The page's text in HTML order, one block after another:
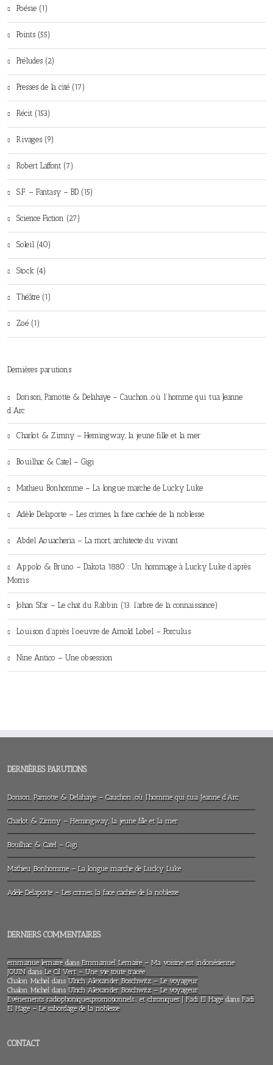
Poésie (1)
Points (55)
Préludes (2)
Presses de la cité (17)
Récit (153)
Rivages (9)
Robert Laffont (7)
S.F. – Fantasy – BD (15)
Science Fiction (27)
Soleil (40)
Stock (4)
Théâtre (1)
Zoé (1)
Dernières parutions
Dorison, Parnotte & Delahaye – Cauchon…où l’homme qui tua Jeanne
d’Arc
Charlot & Zimny – Hemingway, la jeune fille et la mer
Bouilhac & Catel – Gigi
Mathieu Bonhomme – La longue marche de Lucky Luke
Adèle Delaporte – Les crimes, la face cachée de la noblesse
Abdel Aouacheria – La mort, architecte du vivant
Appolo & Brüno – Dakota 1880 : Un hommage à Lucky Luke d’après
Morris
Johan Sfar – Le chat du Rabbin (13. l’arbre de la connaissance)
Louison d’après l’oeuvre de Arnold Lobel – Porculus
Nine Antico – Une obsession
DERNIÈRES PARUTIONS
Dorison, Parnotte & Delahaye – Cauchon…où l’homme qui tua Jeanne d’Arc
Charlot & Zimny – Hemingway, la jeune fille et la mer
Bouilhac & Catel – Gigi
Mathieu Bonhomme – La longue marche de Lucky Luke
Adèle Delaporte – Les crimes, la face cachée de la noblesse
DERNIERS COMMENTAIRES
emmanue lemairedans Emmanuel Lemaire – Ma voisine est indonésienne
JOUINdans Le Cil Vert – Une vie toute tracée
Chalon Michel dans Ulrich Alexander Boschwitz – Le voyageur
Chalon Michel dans Ulrich Alexander Boschwitz – Le voyageur
Evénements radiophoniques,promotionnels… et chroniques | Fadi El Hagedans Fadi
El Hage – Le sabordage de la noblesse
CONTACT